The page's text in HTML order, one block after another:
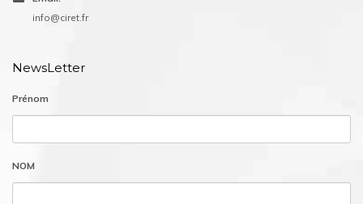
info@ciret.fr
NewsLetter
Prénom
NOM